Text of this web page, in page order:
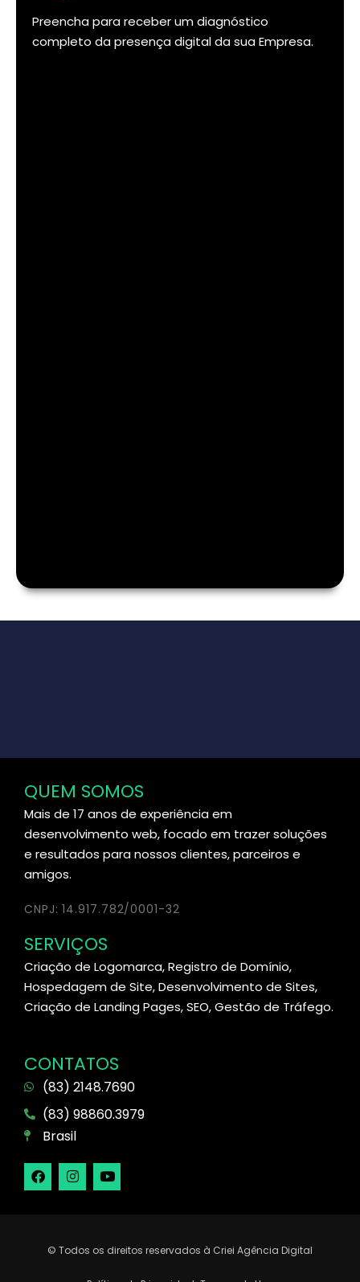
Preencha para receber um diagnóstico
completo da presença digital da sua Empresa.
QUEM SOMOS
Mais de 17 anos de experiência em
desenvolvimento web, focado em trazer soluções
e resultados para nossos clientes, parceiros e
amigos.
CNPJ: 14.917.782/0001-32
SERVIÇOS
Criação de Logomarca, Registro de Domínio,
Hospedagem de Site, Desenvolvimento de Sites,
Criação de Landing Pages, SEO, Gestão de Tráfego.
CONTATOS
(83) 2148.7690
(83) 98860.3979
Brasil
© Todos os direitos reservados à Criei Agência Digital